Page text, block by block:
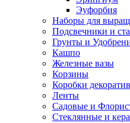
Эуфорбия
Наборы для
Подсвечники и
Грунты и
Кашпо
Железные вазы
Корзины
Коробки
Ленты
Садовые и
Стеклянные и